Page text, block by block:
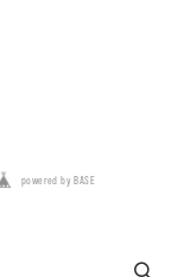
powered by BASE